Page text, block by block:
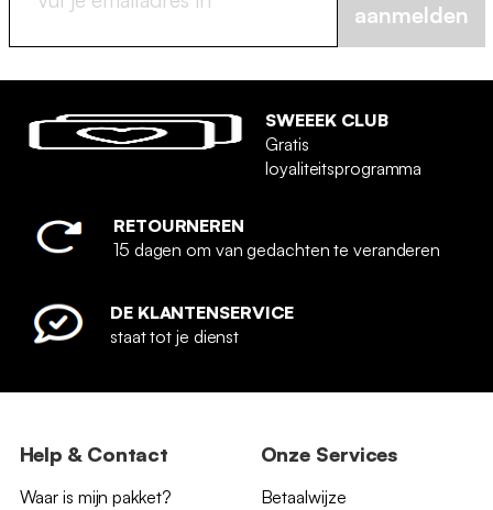
aanmelden
SWEEEK CLUB
Gratis
loyaliteitsprogramma
RETOURNEREN
15 dagen om van gedachten te veranderen
DE KLANTENSERVICE
staat tot je dienst
Help & Contact
Waar is mijn pakket?
Onze Services
Betaalwijze